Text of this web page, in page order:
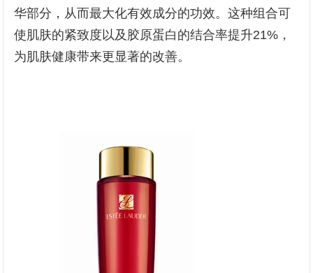
华部分，从而最大化有效成分的功效。这种组合可
使肌肤的紧致度以及胶原蛋白的结合率提升21%，
为肌肤健康带来更显著的改善。